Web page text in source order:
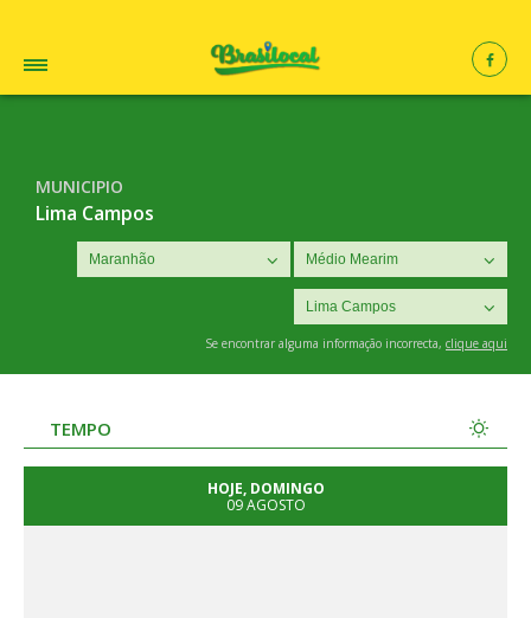
MUNICIPIO
Lima Campos
Se encontrar alguma informação incorrecta, clique aqui
TEMPO
HOJE, DOMINGO
09 AGOSTO